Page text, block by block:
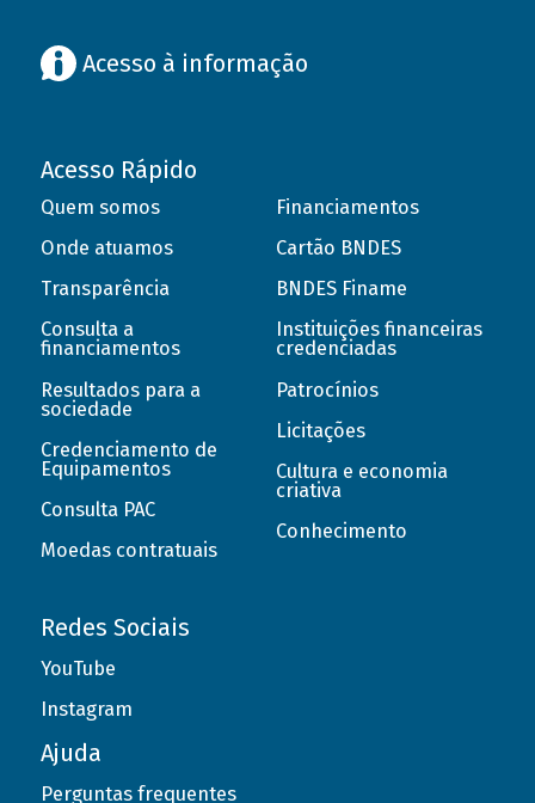
Acesso à informação
Acesso Rápido
Quem somos
Onde atuamos
Transparência
Consulta a
financiamentos
Resultados para a
sociedade
Credenciamento de
Equipamentos
Consulta PAC
Moedas contratuais
Financiamentos
Cartão BNDES
BNDES Finame
Instituições financeiras
credenciadas
Patrocínios
Licitações
Cultura e economia
criativa
Conhecimento
Redes Sociais
YouTube
Instagram
Ajuda
Perguntas frequentes